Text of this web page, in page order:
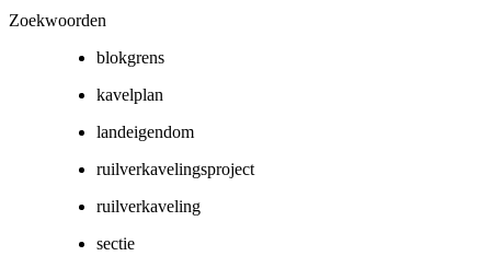
Zoekwoorden
blokgrens
kavelplan
landeigendom
ruilverkavelingsproject
ruilverkaveling
sectie